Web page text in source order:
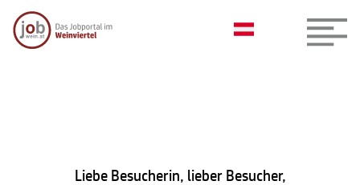
Liebe Besucherin, lieber Besucher,